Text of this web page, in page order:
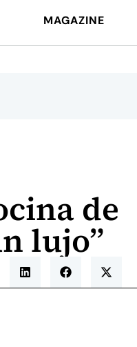
MAGAZINE
de
lujo”